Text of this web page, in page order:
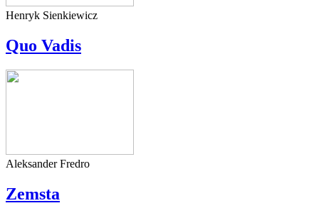
Henryk Sienkiewicz
Quo Vadis
Aleksander Fredro
Zemsta